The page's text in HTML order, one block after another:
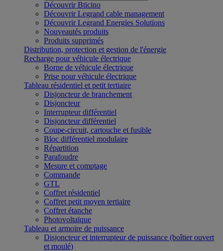
Découvrir Bticino
Découvrir Legrand cable management
Découvrir Legrand Energies Solutions
Nouveautés produits
Produits supprimés
Distribution, protection et gestion de l'énergie
Recharge pour véhicule électrique
Borne de véhicule électrique
Prise pour véhicule électrique
Tableau résidentiel et petit tertiaire
Disjoncteur de branchement
Disjoncteur
Interrupteur différentiel
Disjoncteur différentiel
Coupe-circuit, cartouche et fusible
Bloc différentiel modulaire
Répartition
Parafoudre
Mesure et comptage
Commande
GTL
Coffret résidentiel
Coffret petit moyen tertiaire
Coffret étanche
Photovoltaïque
Tableau et armoire de puissance
Disjoncteur et interrupteur de puissance (boîtier ouvert
et moulé)